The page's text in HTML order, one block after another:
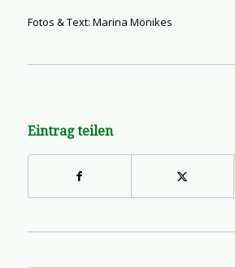
Fotos & Text: Marina Mönikes
Eintrag teilen